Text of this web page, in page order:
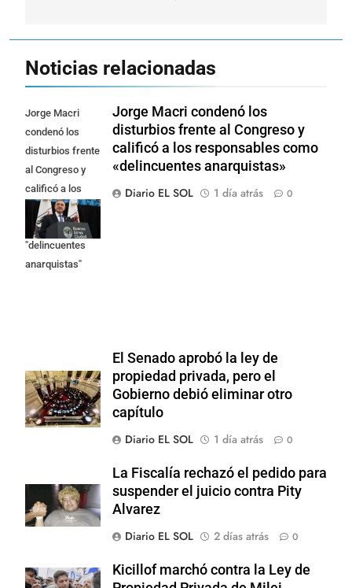
Noticias relacionadas
Jorge Macri
condenó los
disturbios frente
al Congreso y
calificó a los
responsables
como
"delincuentes
anarquistas"
Jorge Macri condenó los
disturbios frente al Congreso y
calificó a los responsables como
«delincuentes anarquistas»
Diario EL SOL
1 día atrás 0
El Senado aprobó la ley de
propiedad privada, pero el
Gobierno debió eliminar otro
capítulo
Diario EL SOL
1 día atrás 0
La Fiscalía rechazó el pedido para
suspender el juicio contra Pity
Alvarez
Diario EL SOL
2 días atrás 0
Kicillof marchó contra la Ley de